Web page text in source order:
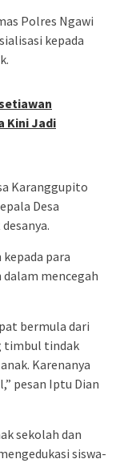
Polres Ngawi
kepada
Kini Jadi
Karanggupito
Desa
para
mencegah
bermula dari
timbul tindak
Karenanya
pesan Iptu Dian
sekolah dan
siswa-